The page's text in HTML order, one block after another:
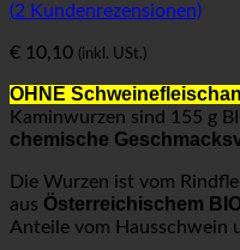
(2 Kundenrezensionen)
€ 10,10 (inkl. USt.)
OHNE
Kaminwurzen sind 155 g
chemische
Die Wurzen ist vom
aus Österreichischem
Anteile vom Hausschwein